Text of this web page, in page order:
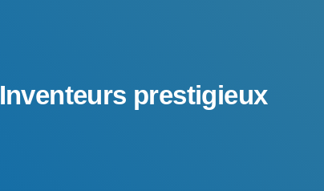
Inventeurs prestigieux